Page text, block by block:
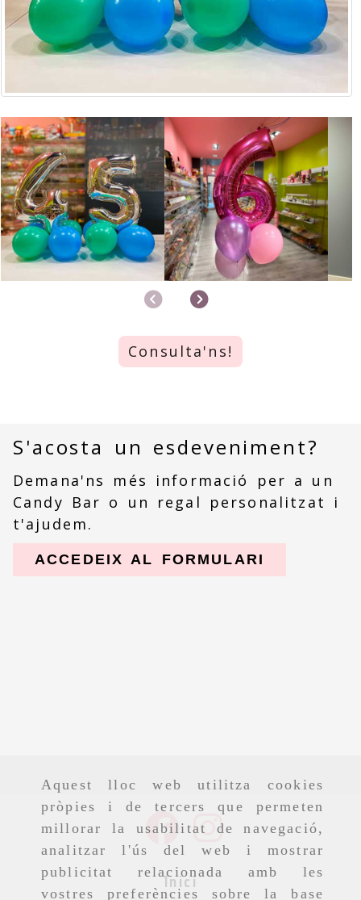
Aquest lloc web utilitza cookies
pròpies i de tercers que permeten
millorar la usabilitat de navegació,
analitzar l'ús del web i mostrar
publicitat relacionada amb les
vostres preferències sobre la base
AnteriorSegüent
Consulta'ns!
S'acosta un esdeveniment?
Demana'ns més informació per a un
Candy Bar o un regal personalitzat i
t'ajudem.
ACCEDEIX AL FORMULARI
Inici